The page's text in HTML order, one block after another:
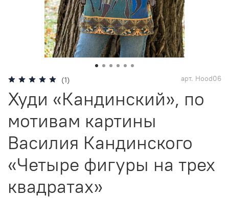
(1) арт. Hood06
Худи «Кандинский», по
мотивам картины
Василия Кандинского
«Четыре фигуры на трех
квадратах»